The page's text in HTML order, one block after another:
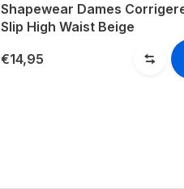
Shapewear Dames
Slip High Waist Beige
€14,95